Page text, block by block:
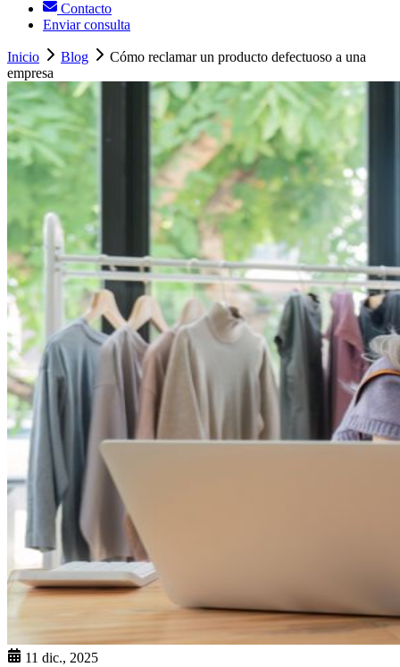
Contacto
Enviar consulta
Inicio Blog
Cómo reclamar un producto defectuoso a una
empresa
11 dic., 2025